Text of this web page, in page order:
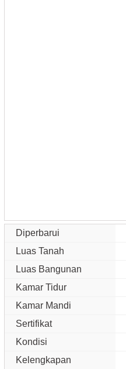
Diperbarui
Luas Tanah
Luas Bangunan
Kamar Tidur
Kamar Mandi
Sertifikat
Kondisi
Kelengkapan